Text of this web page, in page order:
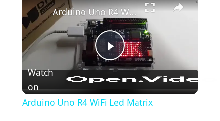
bloco)
(chaves)
#define
(define)
#include
(include)
Play
Video
Arduino Uno R4 WiFi Led Matrix
Watch
on
Arduino Uno R4 WiFi Led Matrix